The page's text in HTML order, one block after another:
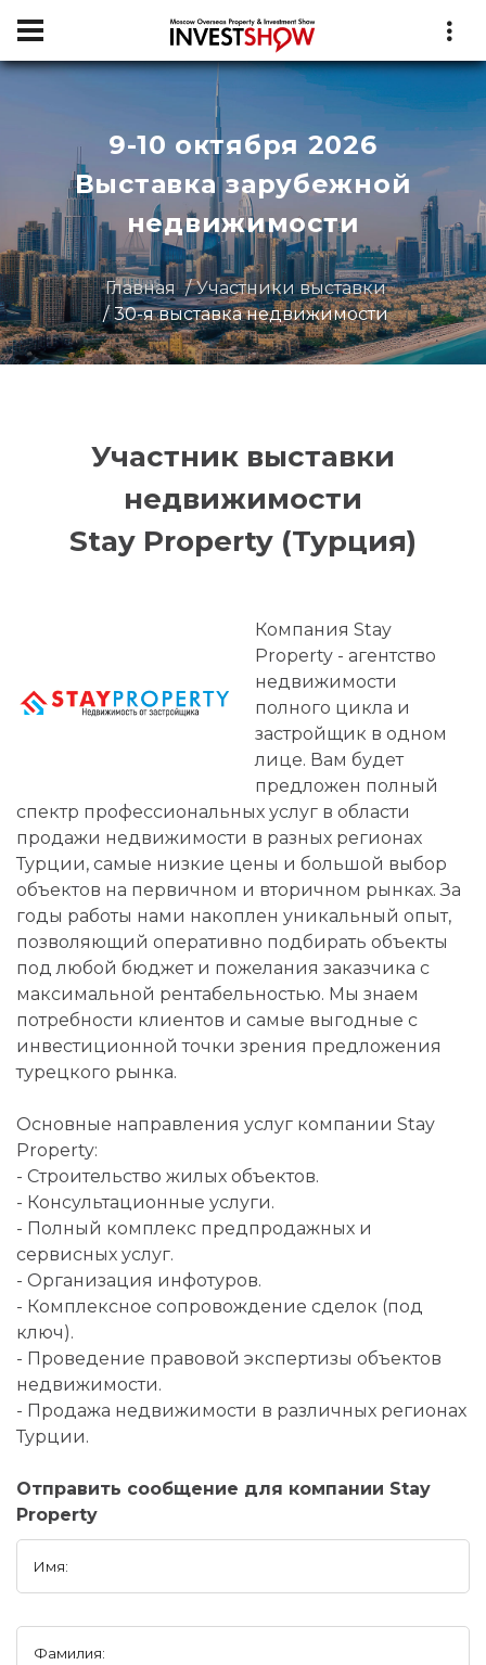
9-10 октября 2026
Выставка зарубежной
недвижимости
Главная
Участники выставки
30-я выставка недвижимости
Участник выставки
недвижимости
Stay Property (Турция)
Компания Stay
Property - агентство
недвижимости
полного цикла и
застройщик в одном
лице. Вам будет
предложен полный
спектр профессиональных услуг в области
продажи недвижимости в разных регионах
Турции, самые низкие цены и большой выбор
объектов на первичном и вторичном рынках. За
годы работы нами накоплен уникальный опыт,
позволяющий оперативно подбирать объекты
под любой бюджет и пожелания заказчика с
максимальной рентабельностью. Мы знаем
потребности клиентов и самые выгодные с
инвестиционной точки зрения предложения
турецкого рынка.
Основные направления услуг компании Stay
Property:
- Строительство жилых объектов.
- Консультационные услуги.
- Полный комплекс предпродажных и
сервисных услуг.
- Организация инфотуров.
- Комплексное сопровождение сделок (под
ключ).
- Проведение правовой экспертизы объектов
недвижимости.
- Продажа недвижимости в различных регионах
Турции.
Отправить сообщение для компании Stay
Property
Имя:
Фамилия: